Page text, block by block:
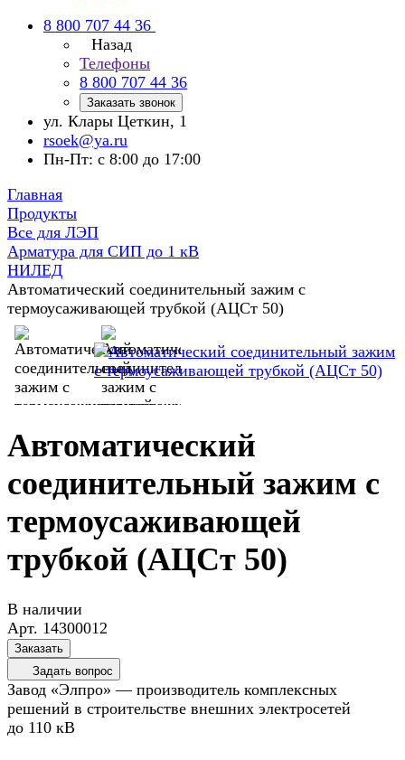
8 800 707 44 36
Назад
Телефоны
8 800 707 44 36
Заказать звонок
ул. Клары Цеткин, 1
rsoek@ya.ru
Пн-Пт: с 8:00 до 17:00
Главная
Продукты
Все для ЛЭП
Арматура для СИП до 1 кВ
НИЛЕД
Автоматический соединительный зажим с
термоусаживающей трубкой (АЦСт 50)
Автоматический
соединительный зажим с
термоусаживающей
трубкой (АЦСт 50)
В наличии
Арт. 14300012
Заказать
Задать вопрос
Завод «Элпро» — производитель комплексных
решений в строительстве внешних электросетей
до 110 кВ